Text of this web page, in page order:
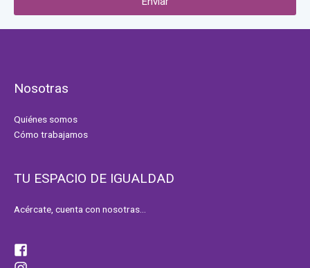
Nosotras
Quiénes somos
Cómo trabajamos
TU ESPACIO DE IGUALDAD
Acércate, cuenta con nosotras…